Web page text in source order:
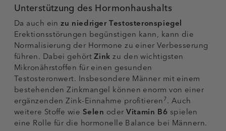
Unterstützung des Hormonhaushalts
Da auch einzu niedriger Testosteronspiegel
Erektionsstörungen begünstigen kann, kann die
Normalisierung der Hormone zu einer Verbesserung
führen. Dabei gehörtZinkzu den wichtigsten
Mikronährstoffen für einen gesunden
Testosteronwert. Insbesondere Männer mit einem
bestehenden Zinkmangel können enorm von einer
ergänzenden Zink-Einnahme profitieren7. Auch
weitere Stoffe wie Selen oderVitamin B6 spielen
eine Rolle für die hormonelle Balance bei Männern.